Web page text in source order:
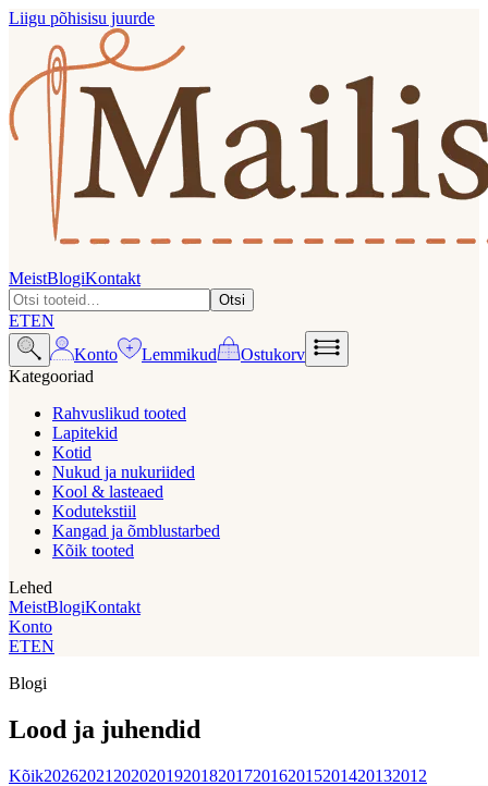
Liigu põhisisu juurde
MeistBlogiKontakt
Otsi
ETEN
Konto
Lemmikud
Ostukorv
Kategooriad
Rahvuslikud tooted
Lapitekid
Kotid
Nukud ja nukuriided
Kool & lasteaed
Kodutekstiil
Kangad ja õmblustarbed
Kõik tooted
Lehed
MeistBlogiKontakt
Konto
ETEN
Blogi
Lood ja juhendid
Kõik20262021 202020192018201720162015201420132012